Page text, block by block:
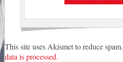
This site uses Akismet to reduce spam.
data is processed.